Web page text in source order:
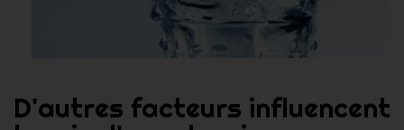
D'autres facteurs influencent